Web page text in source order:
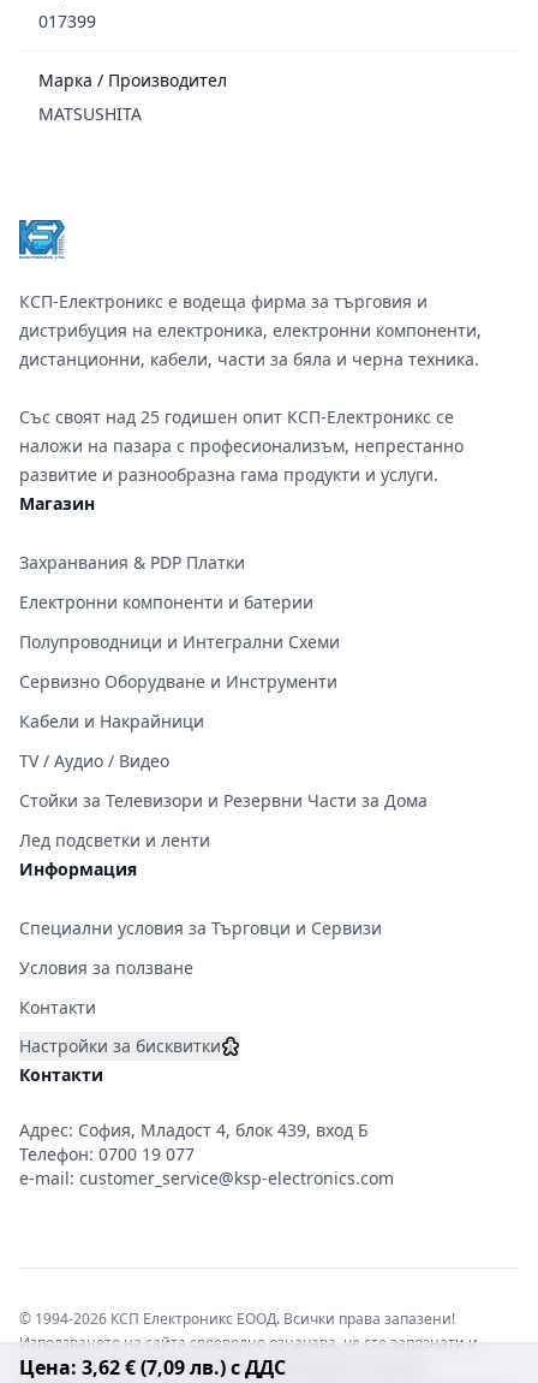
Цена: 3,62 € (7,09 лв.) с ДДС
017399
Марка / Производител
MATSUSHITA
КСП-Електроникс е водеща фирма за търговия и
дистрибуция на електроника, електронни компоненти,
дистанционни, кабели, части за бяла и черна техника.
Със своят над 25 годишен опит КСП-Електроникс се
наложи на пазара с професионализъм, непрестанно
развитие и разнообразна гама продукти и услуги.
Магазин
Захранвания & PDP Платки
Електронни компоненти и батерии
Полупроводници и Интегрални Схеми
Сервизно Оборудване и Инструменти
Кабели и Накрайници
TV / Аудио / Видео
Стойки за Телевизори и Резервни Части за Дома
Лед подсветки и ленти
Информация
Специални условия за Търговци и Сервизи
Условия за ползване
Контакти
Настройки за бисквитки
Контакти
Адрес: София, Младост 4, блок 439, вход Б
Телефон: 0700 19 077
e-mail: customer_service@ksp-electronics.com
© 1994-2026 КСП Електроникс ЕООД. Всички права запазени!
Използването на сайта своеволно означава, че сте запознати и
съгласни с правната информация обвързваща софтуера.